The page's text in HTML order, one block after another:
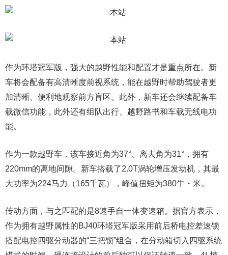
作为环塔冠军版，强大的越野性能和配置才是重点所在。新
车将会配备有高清晰度前视系统，能在越野时帮助驾驶者更
加清晰、便利地观察前方盲区。此外，新车还会继续配备车
载微信功能，此外还有组队出行、越野路书和车载无线电功
能。
作为一款越野车，该车接近角为37°、离去角为31°，拥有
220mm的离地间隙。新车搭载了2.0T涡轮增压发动机，其最
大功率为224马力（165千瓦），峰值扭矩为380牛・米。
传动方面，与之匹配的是8速手自一体变速箱。据官方表示，
作为拥有越野属性的BJ40环塔冠军版采用前后桥电控差速锁
搭配电控四驱分动器的“三把锁”组合，在分动箱切入四驱系统